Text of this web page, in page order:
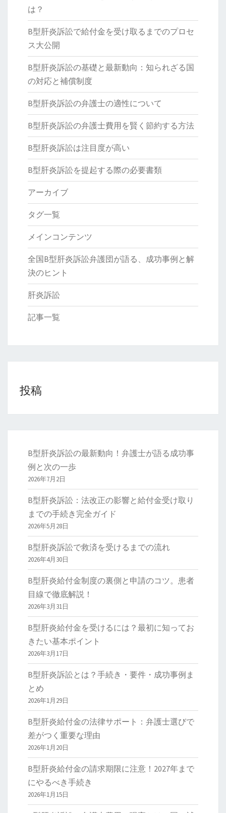
は？
B型肝炎訴訟で給付金を受け取るまでのプロセ
ス大公開
B型肝炎訴訟の基礎と最新動向：知られざる国
の対応と補償制度
B型肝炎訴訟の弁護士の適性について
B型肝炎訴訟の弁護士費用を賢く節約する方法
B型肝炎訴訟は注目度が高い
B型肝炎訴訟を提起する際の必要書類
アーカイブ
タグ一覧
メインコンテンツ
全国B型肝炎訴訟弁護団が語る、成功事例と解
決のヒント
肝炎訴訟
記事一覧
投稿
B型肝炎訴訟の最新動向！弁護士が語る成功事
例と次の一歩
2026年7月2日
B型肝炎訴訟：法改正の影響と給付金受け取り
までの手続き完全ガイド
2026年5月28日
B型肝炎訴訟で救済を受けるまでの流れ
2026年4月30日
B型肝炎給付金制度の裏側と申請のコツ。患者
目線で徹底解説！
2026年3月31日
B型肝炎給付金を受けるには？最初に知ってお
きたい基本ポイント
2026年3月17日
B型肝炎訴訟とは？手続き・要件・成功事例ま
とめ
2026年1月29日
B型肝炎給付金の法律サポート：弁護士選びで
差がつく重要な理由
2026年1月20日
B型肝炎給付金の請求期限に注意！2027年まで
にやるべき手続き
2026年1月15日